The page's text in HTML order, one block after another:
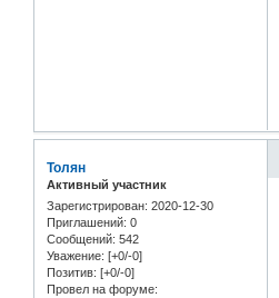
Толян
Активный участник
Зарегистрирован: 2020-12-30
Приглашений: 0
Сообщений: 542
Уважение: [+0/-0]
Позитив: [+0/-0]
Провел на форуме: